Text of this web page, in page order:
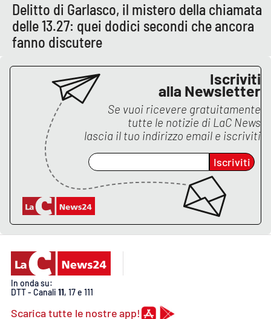
Delitto di Garlasco, il mistero della chiamata
delle 13.27: quei dodici secondi che ancora
fanno discutere
Iscriviti
alla Newsletter
Se vuoi ricevere gratuitamente
tutte le notizie di LaC News
lascia il tuo indirizzo email e iscriviti
Iscriviti
In onda su:
DTT - Canali 11, 17 e 111
Scarica tutte le nostre app!